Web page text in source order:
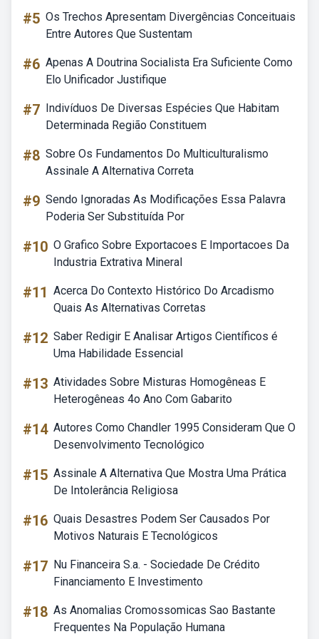
#5 Os Trechos Apresentam Divergências Conceituais
Entre Autores Que Sustentam
#6 Apenas A Doutrina Socialista Era Suficiente Como
Elo Unificador Justifique
#7 Indivíduos De Diversas Espécies Que Habitam
Determinada Região Constituem
#8 Sobre Os Fundamentos Do Multiculturalismo
Assinale A Alternativa Correta
#9 Sendo Ignoradas As Modificações Essa Palavra
Poderia Ser Substituída Por
#10 O Grafico Sobre Exportacoes E Importacoes Da
Industria Extrativa Mineral
#11 Acerca Do Contexto Histórico Do Arcadismo
Quais As Alternativas Corretas
#12 Saber Redigir E Analisar Artigos Científicos é
Uma Habilidade Essencial
#13 Atividades Sobre Misturas Homogêneas E
Heterogêneas 4o Ano Com Gabarito
#14 Autores Como Chandler 1995 Consideram Que O
Desenvolvimento Tecnológico
#15 Assinale A Alternativa Que Mostra Uma Prática
De Intolerância Religiosa
#16 Quais Desastres Podem Ser Causados Por
Motivos Naturais E Tecnológicos
#17 Nu Financeira S.a. - Sociedade De Crédito
Financiamento E Investimento
#18 As Anomalias Cromossomicas Sao Bastante
Frequentes Na População Humana